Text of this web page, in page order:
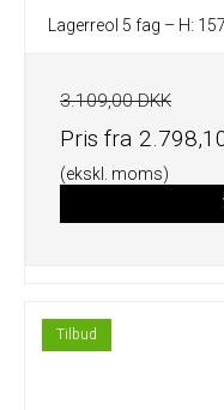
Lagerreol 5 fag – H:
3.109,00 DKK
Pris fra
(ekskl. moms)
Tilbud